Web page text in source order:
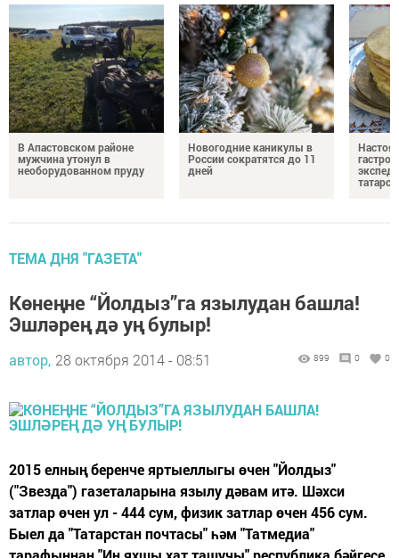
В Апастовском районе
мужчина утонул в
необорудованном пруду
Новогодние каникулы в
России сократятся до 11
дней
ТЕМА ДНЯ "ГАЗЕТА"
Көнеңне “Йолдыз”га язылудан башла!
Эшләрең дә уң булыр!
автор, 28 октября 2014 - 08:51 899 0 0
2015 елның беренче яртыеллыгы өчен "Йолдыз"
("Звезда") газеталарына язылу дәвам итә. Шәхси
затлар өчен ул - 444 сум, физик затлар өчен 456 сум.
Быел да "Татарстан почтасы" һәм "Татмедиа"